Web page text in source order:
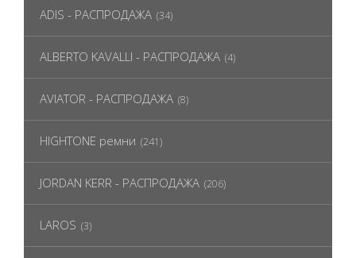
ADIS - РАСПРОДАЖА (34)
ALBERTO KAVALLI - РАСПРОДАЖА (4)
AVIATOR - РАСПРОДАЖА (8)
HIGHTONE ремни (241)
JORDAN KERR - РАСПРОДАЖА (206)
LAROS (3)